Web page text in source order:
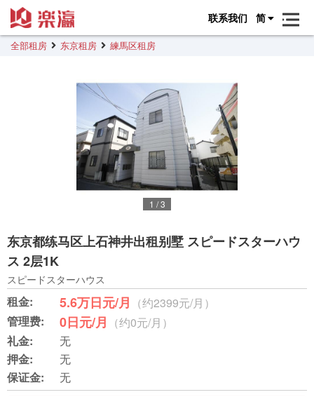
联系我们 简
全部租房 东京租房 練馬区租房
1 /3
东京都练马区上石神井出租别墅 スピードスターハウ
ス 2层1K
スピードスターハウス
租金: 5.6万日元/月 （约2399元/月）
管理费:
0日元/月 （约0元/月）
礼金:
无
押金:
无
保证金:
无